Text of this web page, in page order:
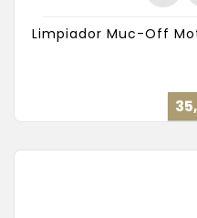
Limpiador Muc-Off